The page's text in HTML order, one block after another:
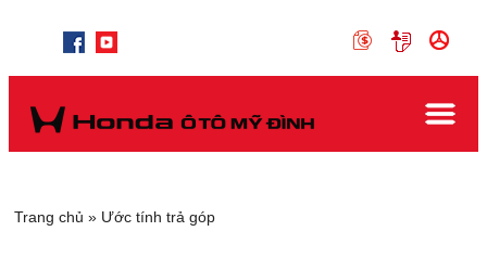
Trang chủ » Ước tính trả góp